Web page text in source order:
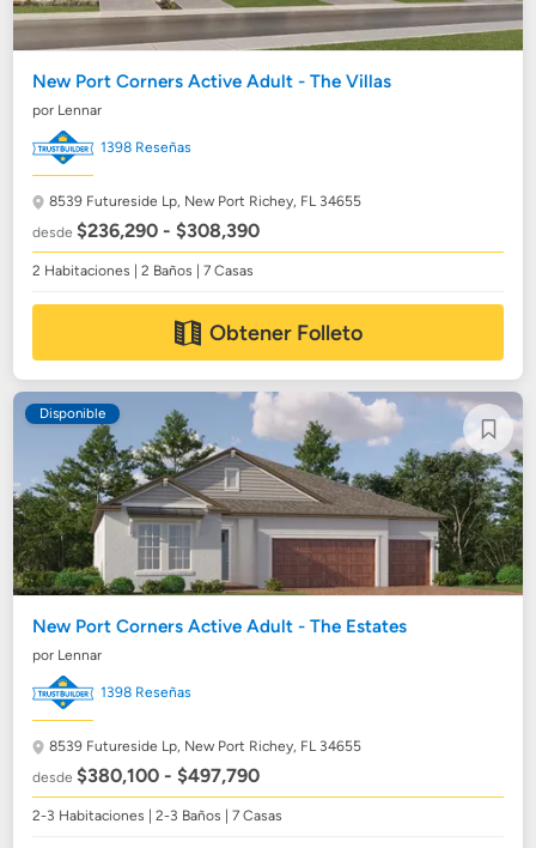
New Port Corners Active Adult - The Villas
por Lennar
1398 Reseñas
8539 Futureside Lp, New Port Richey, FL 34655
desde$236,290 - $308,390
2 Habitaciones | 2 Baños | 7 Casas
Obtener Folleto
Disponible
New Port Corners Active Adult - The Estates
por Lennar
1398 Reseñas
8539 Futureside Lp, New Port Richey, FL 34655
desde$380,100 - $497,790
2-3 Habitaciones | 2-3 Baños | 7 Casas